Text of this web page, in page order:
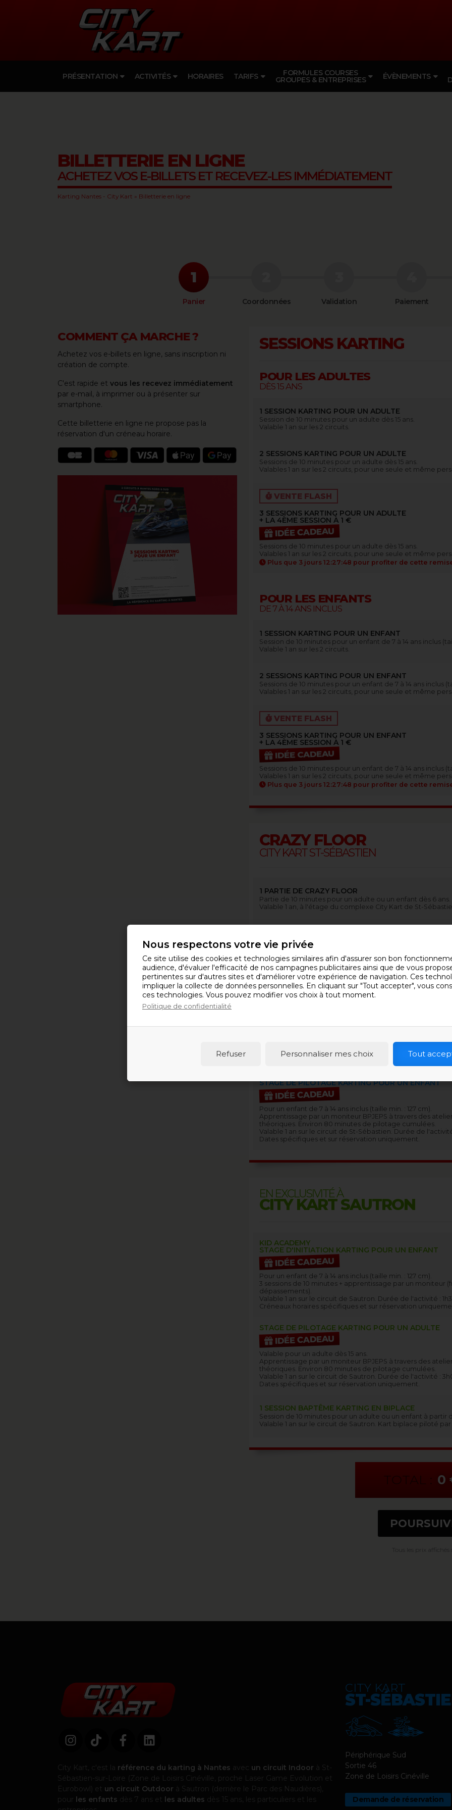
PRÉSENTATION ACTIVITÉS HORAIRES TARIFS FORMULES COURSES
GROUPES & ENTREPRISES ÉVÈNEMENTS
BILLETTERIE EN LIGNE
ACHETEZ VOS E-BILLETS ET RECEVEZ-LES IMMÉDIATEMENT
Karting Nantes - City Kart » Billetterie en ligne
Panier Coordonnées Validation Paiement
COMMENT ÇA MARCHE ?
Achetez vos e-billets en ligne, sans inscription ni
création de compte.
C'est rapide et vous les recevez immédiatement
par e-mail, à imprimer ou à présenter sur
smartphone.
Cette billetterie en ligne ne propose pas la
réservation d'un créneau horaire.
SESSIONS KARTING
POUR LES ADULTES
DÈS 15 ANS
1 SESSION KARTING POUR UN ADULTE
Session de 10 minutes pour un adulte dès 15 ans.
Valable 1 an sur les 2 circuits.
2 SESSIONS KARTING POUR UN ADULTE
Sessions de 10 minutes pour un adulte dès 15 ans.
Valables 1 an sur les 2 circuits, pour une seule et même
VENTE FLASH
3 SESSIONS KARTING POUR UN ADULTE
+ LA 4ÈME SESSION À 1 €
IDÉE CADEAU
Sessions de 10 minutes pour un adulte dès 15 ans.
Valables 1 an sur les 2 circuits, pour une seule et même
Plus que 3 jours 12:27:47 pour profiter de cette
POUR LES ENFANTS
DE 7 À 14 ANS INCLUS
1 SESSION KARTING POUR UN ENFANT
Session de 10 minutes pour un enfant de 7 à 14 ans inclus
Valable 1 an sur les 2 circuits.
2 SESSIONS KARTING POUR UN ENFANT
Sessions de 10 minutes pour un enfant de 7 à 14 ans inclus
Valables 1 an sur les 2 circuits, pour une seule et même
VENTE FLASH
3 SESSIONS KARTING POUR UN ENFANT
+ LA 4ÈME SESSION À 1 €
IDÉE CADEAU
Sessions de 10 minutes pour un enfant de 7 à 14 ans inclus
Valables 1 an sur les 2 circuits, pour une seule et même
Plus que 3 jours 12:27:47 pour profiter de cette
CRAZY FLOOR
CITY KART ST-SÉBASTIEN
1 PARTIE DE CRAZY FLOOR
Partie de 10 minutes pour un adulte ou un enfant dès 6 ans.
Valable 1 an, à l'étage du complexe City Kart de St-
IDÉE CADEAU
Parties de 10 minutes pour un adulte ou un enfant dès 6
Valables 1 an, pour une seule et même personne, à
Kart de St-Sébastien.
EN EXCLUSIVITÉ À
CITY KART ST-SÉBASTIEN
STAGE DE PILOTAGE KARTING POUR UN ENFANT
IDÉE CADEAU
Pour un enfant de 7 à 14 ans inclus (taille min. : 127 cm).
Apprentissage par un moniteur BPJEPS à travers des
théoriques. Environ 80 minutes de pilotage cumulées.
Valable 1 an sur le circuit de St-Sébastien. Durée de
Dates spécifiques et sur réservation uniquement.
EN EXCLUSIVITÉ À
CITY KART SAUTRON
KID ACADEMY
STAGE D'INITIATION KARTING POUR UN ENFANT
IDÉE CADEAU
Pour un enfant de 7 à 14 ans inclus (taille min. : 127 cm).
3 sessions de 10 minutes + apprentissage par un moniteur
dépassements).
Valable 1 an sur le circuit de Sautron. Durée de l'activité :
Créneaux horaires spécifiques et sur réservation
STAGE DE PILOTAGE KARTING POUR UN ADULTE
IDÉE CADEAU
Valable pour un adulte dès 15 ans.
Apprentissage par un moniteur BPJEPS à travers des
théoriques. Environ 80 minutes de pilotage cumulées.
Valable 1 an sur le circuit de Sautron. Durée de l'activité :
Dates spécifiques et sur réservation uniquement.
1 SESSION BAPTÊME KARTING EN BIPLACE
Session de 10 minutes pour un adulte ou un enfant à partir
Valable 1 an sur le circuit de Sautron. Kart biplace piloté
TOTAL : 0
City Kart, c'est la référence du karting à Nantes avec un circuit Indoor à St-
Sébastien-sur-Loire (Zone de Loisirs Cinéville, proche Laser Game Evolution et
Eurobowl) et un circuit Outdoor à Sautron (derrière le Parc des Naudières),
pour les enfants dès 7 ans et les adultes dès 15 ans, les particuliers et les
CITY KART
ST-
Périphérique Sud
Sortie 46
Zone de Loisirs Cinéville
Demande de réservation
Nous respectons votre vie privée
Ce site utilise des cookies et technologies similaires afin d'assurer son bon
audience, d'évaluer l'efficacité de nos campagnes publicitaires ainsi que de vous
pertinentes sur d'autres sites et d'améliorer votre expérience de navigation. Ces
impliquer la collecte de données personnelles. En cliquant sur "Tout accepter", vous
ces technologies. Vous pouvez modifier vos choix à tout moment.
Politique de confidentialité
Refuser Personnalisermes choix Tout